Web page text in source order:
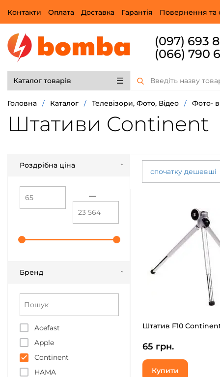
Контакти Оплата Доставка Гарантія Повернення та
(097) 693
(066) 790
Каталог товарів
Головна / Каталог / Телевізори, Фото, Відео / Фото-
Штативи Continent
спочатку дешевші
Роздрібна ціна
—
Бренд
Acefast
Apple
Continent
HAMA
Штатив F10
65 грн.
Купити